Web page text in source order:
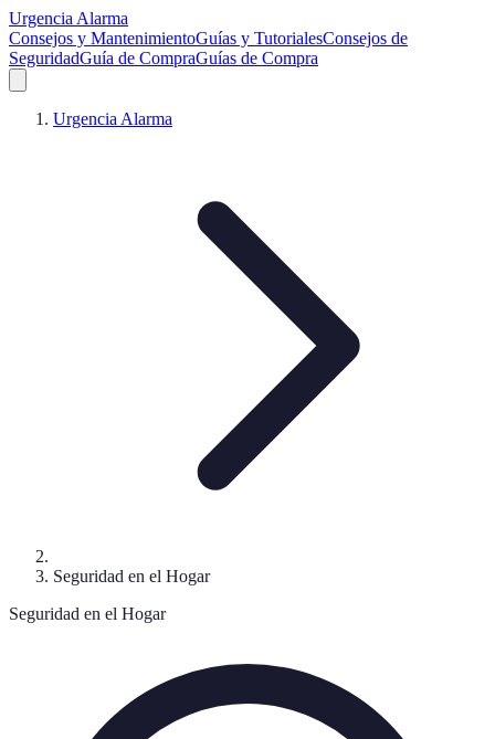
Urgencia Alarma
Consejos y MantenimientoGuías y TutorialesConsejos de
SeguridadGuía de CompraGuías de Compra
Urgencia Alarma
Seguridad en el Hogar
Seguridad en el Hogar